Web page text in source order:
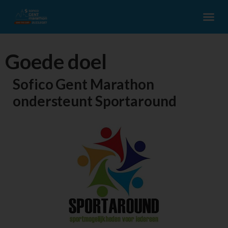
Goede doel
Sofico Gent Marathon
ondersteunt Sportaround